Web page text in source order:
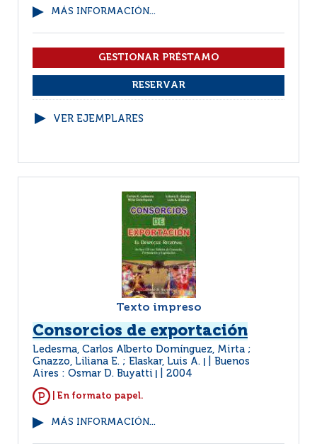
MÁS INFORMACIÓN...
VER EJEMPLARES
Texto impreso
Consorcios de exportación
Ledesma, Carlos Alberto Domínguez, Mirta ;
Gnazzo, Liliana E. ; Elaskar, Luis A.
Buenos
Aires : Osmar D. Buyatti
2004
| En formato papel.
MÁS INFORMACIÓN...